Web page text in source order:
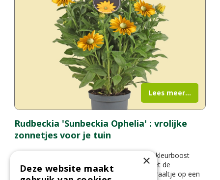
Rudbeckia 'Sunbeckia Ophelia' : vrolijke
zonnetjes voor je tuin
Op zoek naar een plant die je tuin een flinke kleurboost
geeft in de zomer en herfst? Maak kennis met de
Rudbeckia ‘Sunbeckia Ophelia’ – een zonnestraaltje op een
Lees meer...
×
Deze website maakt